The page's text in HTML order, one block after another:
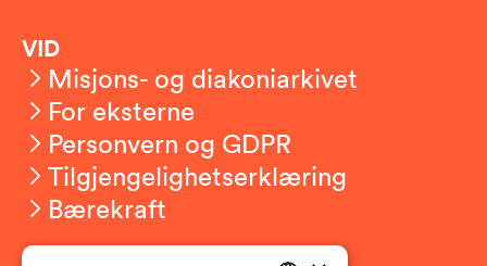
VID
Misjons- og diakoniarkivet
For eksterne
Personvern og GDPR
Tilgjengelighetserklæring
Bærekraft